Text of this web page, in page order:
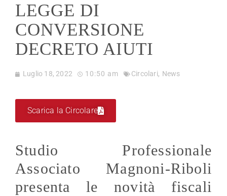
LEGGE DI
CONVERSIONE
DECRETO AIUTI
Luglio 18, 2022 10:50 am Circolari, News
Scarica la Circolare
Studio Professionale
Associato Magnoni-Riboli
presenta le novità fiscali